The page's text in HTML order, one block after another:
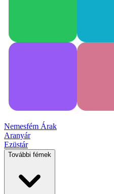
Nemesfém Árak
Aranyár
Ezüstár
További fémek